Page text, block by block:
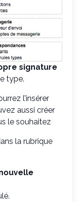
signature
type.
l’insérer
aussi créer
le souhaitez
la rubrique